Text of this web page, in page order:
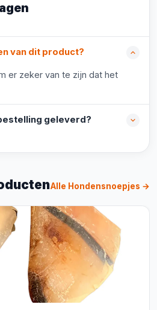
van dit product?
er zeker van te zijn dat het
geleverd?
Alle Hondensnoepjes →